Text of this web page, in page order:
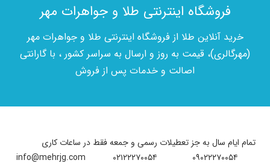
فروشگاه اینترنتی طلا و جواهرات مهر
خرید آنلاین طلا از فروشگاه اینترنتی طلا و جواهرات مهر
(مهرگالری)، قیمت به روز و ارسال به سراسر کشور ، با گارانتی
اصالت و خدمات پس از فروش
تمام ایام سال به جز تعطیلات رسمی و جمعه فقط در ساعات کاری
۰۹۰۲۲۲۷۰۰۵۴
۰۲۱۲۲۲۷۰۰۵۴ info@mehrjg.com